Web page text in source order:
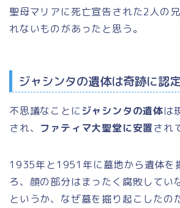
聖母マリアに死亡宣告された2人の
れないものがあったと思う。
ジャシンタの遺体は奇跡に認
不思議なことに ジャシンタの遺体は
され、 ファティマ大聖堂に安置され
1935年と1951年に墓地から遺体を
ろ、顔の部分はまったく腐敗してい
というか、なぜ墓を掘り起こしたの